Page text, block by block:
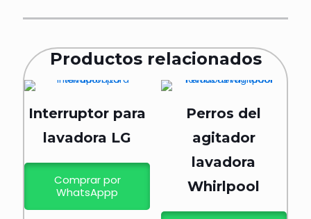
Productos relacionados
Interruptor para
lavadora LG
Comprar por
WhatsAppp
Perros del
agitador
lavadora
Whirlpool